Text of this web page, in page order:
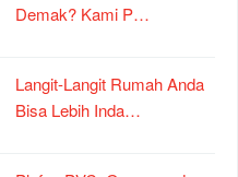
Demak? Kami P…
Langit-Langit Rumah Anda
Bisa Lebih Inda…